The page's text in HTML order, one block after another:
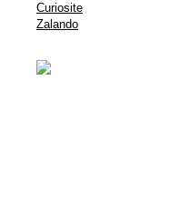
Curiosite
Zalando